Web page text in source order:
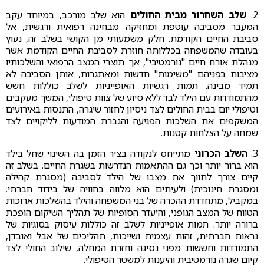
2. שלב השחרור מבית החולים הוא שלב מורכב, במיוחד עקב
המעבר מסביבה עוטפת ומחזיקה מבחינה רפואית ורגשית, אל
סביבת החיים הקודמת. חלק משמעותי מן הקושי בשלב זה, נעוץ
בעובדה שהמשפחה בכללותה חוזרת לסביבת החיים הקודמת אשר
מנהלת אורח חיים "נורמטיבי", אך תוצרי המצב הרפואי והשלכותיו
מציבות בפניהם "משימות" חדשות ומאתגרות, אותן הסביבה לא
תמיד מבינה. תמות רגשיות האופייניות לשלב כוללות חשש
מהתמודדות עם הילד לבד ללא סיוע של צוות טיפולי, המשך מעקבים
וטיפולי יום בבית החולים לצד ניסיון לחזור שיגרה, התנסות באירועים
המשקפים את השלכות הפגיעה והגברת המודעות לליקויים לצד
שמחה על הצלחות קטנות.
3. השלב הכרוני מתייחס לנקודה בציר הזמן בה השינוי שחל בילד
הוא ברור יותר וכך גם ההתאמות הנדרשות בשגרת החיים. בשלב זה
קיים צורך לתווך את מצבו של הילד לסביבה (מסגרת קהילה
ומסגרת חינוכית) ולעיתים הוא מלווה בחוויה של בידוד חברתי.
במקביל, מתחדדת ההכרה של בני המשפחה והילד בהשלכות ארוכות
הטווח של המצב הגופני, והיעדר הסופיות של תהליך השיקום הופכת
ברורה יותר. תמות אופייניות לשלב זה כוללות עיסוק בסוגיות של
נראות חברתית, זהות עצמית ושייכות, תהליכים של אבל ואובדן,
התמודדות וחששות מפני נסיגה וחזרת המחלה, שילוב החולי לצד
קיום שגרה נורמטיבית והיענות למשטר הטיפולי.